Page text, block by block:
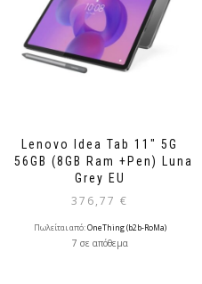
Lenovo Idea Tab 11″ 5G
256GB (8GB Ram +Pen) Luna
Grey EU
376,77 €
Πωλείται από:OneThing (b2b-RoMa)
7 σε απόθεμα